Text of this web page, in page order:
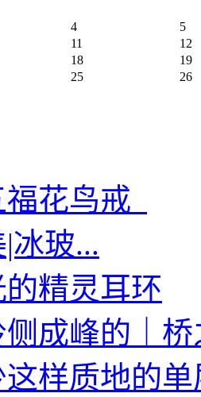
4
5
11
12
18
19
25
26
花鸟戒
冰玻...
精灵耳环
成峰的｜桥
样质地的单